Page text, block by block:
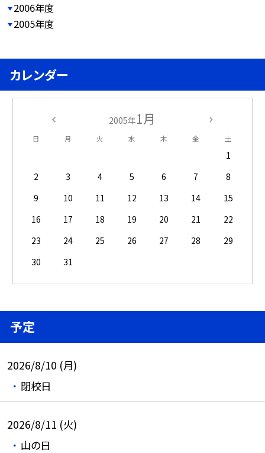
2006年度
2005年度
カレンダー
2005年1月
日 月 火 水 木 金 土
1
2
3 4 5 6 7
8
9
10 11 12 13 14
15
16
17 18 19 20 21
22
23
24 25 26 27 28
29
30
31
予定
2026/8/10 (月)
閉校日
2026/8/11 (火)
山の日